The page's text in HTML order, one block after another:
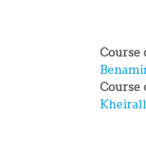
Course
Course